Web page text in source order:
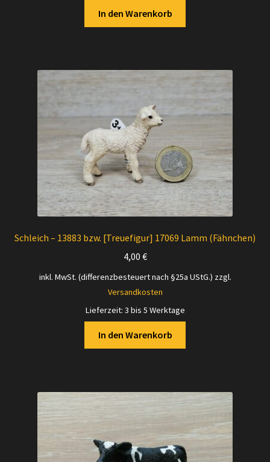
In den Warenkorb
Schleich – 13883 bzw. [Treuefigur] 17069 Lamm (Fähnchen)
4,00 €
inkl. MwSt. (differenzbesteuert nach §25a UStG.) zzgl.
Versandkosten
Lieferzeit: 3 bis 5 Werktage
In den Warenkorb